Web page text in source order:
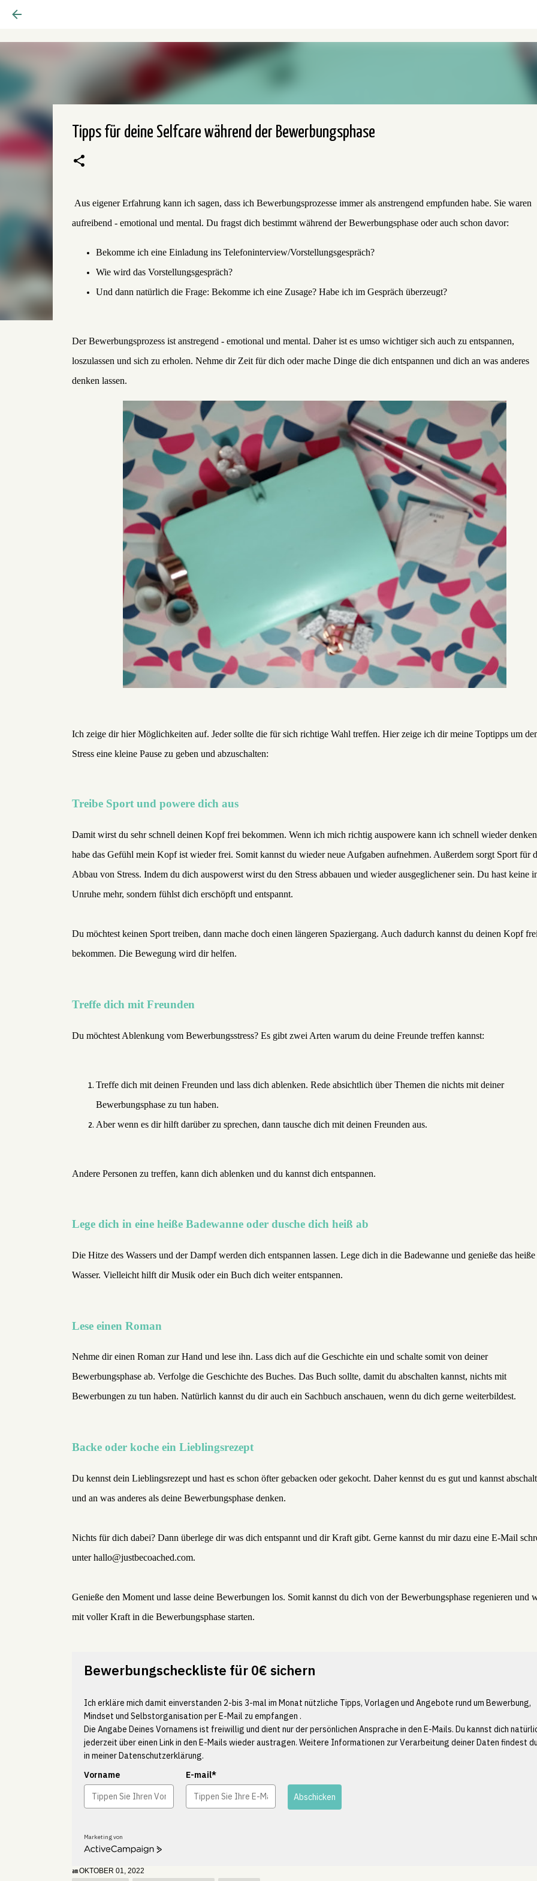
Tipps für deine Selfcare während der Bewerbungsphase
Aus eigener Erfahrung kann ich sagen, dass ich Bewerbungsprozesse immer als anstrengend empfunden habe. Sie waren
aufreibend - emotional und mental. Du fragst dich bestimmt während der Bewerbungsphase oder auch schon davor:
Bekomme ich eine Einladung ins Telefoninterview/Vorstellungsgespräch?
Wie wird das Vorstellungsgespräch?
Und dann natürlich die Frage: Bekomme ich eine Zusage? Habe ich im Gespräch überzeugt?
Der Bewerbungsprozess ist anstregend - emotional und mental. Daher ist es umso wichtiger sich auch zu entspannen,
loszulassen und sich zu erholen. Nehme dir Zeit für dich oder mache Dinge die dich entspannen und dich an was anderes
denken lassen.
Ich zeige dir hier Möglichkeiten auf. Jeder sollte die für sich richtige Wahl treffen. Hier zeige ich dir meine Toptipps um
Stress eine kleine Pause zu geben und abzuschalten:
Treibe Sport und powere dich aus
Damit wirst du sehr schnell deinen Kopf frei bekommen. Wenn ich mich richtig auspowere kann ich schnell wieder
habe das Gefühl mein Kopf ist wieder frei. Somit kannst du wieder neue Aufgaben aufnehmen. Außerdem sorgt Sport für
Abbau von Stress. Indem du dich auspowerst wirst du den Stress abbauen und wieder ausgeglichener sein. Du hast keine
Unruhe mehr, sondern fühlst dich erschöpft und entspannt.
Du möchtest keinen Sport treiben, dann mache doch einen längeren Spaziergang. Auch dadurch kannst du deinen Kopf frei
bekommen. Die Bewegung wird dir helfen.
Treffe dich mit Freunden
Du möchtest Ablenkung vom Bewerbungsstress? Es gibt zwei Arten warum du deine Freunde treffen kannst:
Treffe dich mit deinen Freunden und lass dich ablenken. Rede absichtlich über Themen die nichts mit deiner
Bewerbungsphase zu tun haben.
Aber wenn es dir hilft darüber zu sprechen, dann tausche dich mit deinen Freunden aus.
Andere Personen zu treffen, kann dich ablenken und du kannst dich entspannen.
Lege dich in eine heiße Badewanne oder dusche dich heiß ab
Die Hitze des Wassers und der Dampf werden dich entspannen lassen. Lege dich in die Badewanne und genieße das heiße
Wasser. Vielleicht hilft dir Musik oder ein Buch dich weiter entspannen.
Lese einen Roman
Nehme dir einen Roman zur Hand und lese ihn. Lass dich auf die Geschichte ein und schalte somit von deiner
Bewerbungsphase ab. Verfolge die Geschichte des Buches. Das Buch sollte, damit du abschalten kannst, nichts mit
Bewerbungen zu tun haben. Natürlich kannst du dir auch ein Sachbuch anschauen, wenn du dich gerne weiterbildest.
Backe oder koche ein Lieblingsrezept
Du kennst dein Lieblingsrezept und hast es schon öfter gebacken oder gekocht. Daher kennst du es gut und kannst
und an was anderes als deine Bewerbungsphase denken.
Nichts für dich dabei? Dann überlege dir was dich entspannt und dir Kraft gibt. Gerne kannst du mir dazu eine E-Mail
unter hallo@justbecoached.com.
Genieße den Moment und lasse deine Bewerbungen los. Somit kannst du dich von der Bewerbungsphase regenieren und
mit voller Kraft in die Bewerbungsphase starten.
Bewerbungscheckliste für 0€ sichern
Ich erkläre mich damit einverstanden 2-bis 3-mal im Monat nützliche Tipps, Vorlagen und Angebote rund um Bewerbung,
Mindset und Selbstorganisation per E-Mail zu empfangen .
Die Angabe Deines Vornamens ist freiwillig und dient nur der persönlichen Ansprache in den E-Mails. Du kannst dich
jederzeit über einen Link in den E-Mails wieder austragen. Weitere Informationen zur Verarbeitung deiner Daten findest du
in meinerDatenschutzerklärung.
Vorname
E-mail*
Abschicken
Marketing von
A
t
i
amOKTOBER 01, 2022